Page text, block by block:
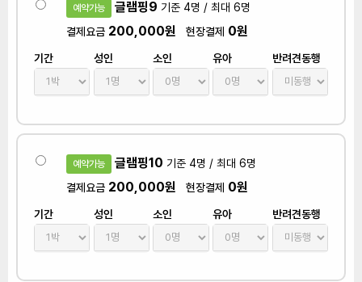
예약가능 글램핑9 기준 4명 / 최대 6명
결제요금 200,000원 현장결제 0원
기간 성인 소인 유아 반려견동행
예약가능 글램핑10 기준 4명 / 최대 6명
결제요금 200,000원 현장결제 0원
기간 성인 소인 유아 반려견동행